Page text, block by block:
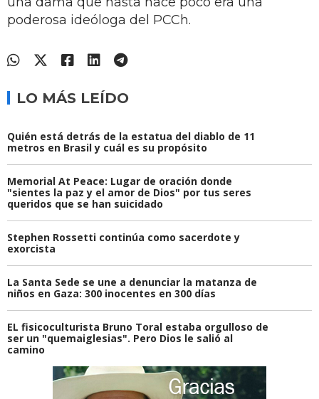
poderosa ideóloga del PCCh.
LO MÁS LEÍDO
Quién está detrás de la estatua del diablo de 11
metros en Brasil y cuál es su propósito
Memorial At Peace: Lugar de oración donde
"sientes la paz y el amor de Dios" por tus seres
queridos que se han suicidado
Stephen Rossetti continúa como sacerdote y
exorcista
La Santa Sede se une a denunciar la matanza de
niños en Gaza: 300 inocentes en 300 días
EL fisicoculturista Bruno Toral estaba orgulloso de
ser un "quemaiglesias". Pero Dios le salió al
camino